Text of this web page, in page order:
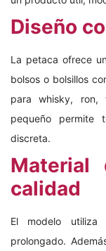
Diseño
La petaca ofrece
bolsos o bolsillos
para whisky,
pequeño permite
discreta.
Material
calidad
El modelo
prolongado.